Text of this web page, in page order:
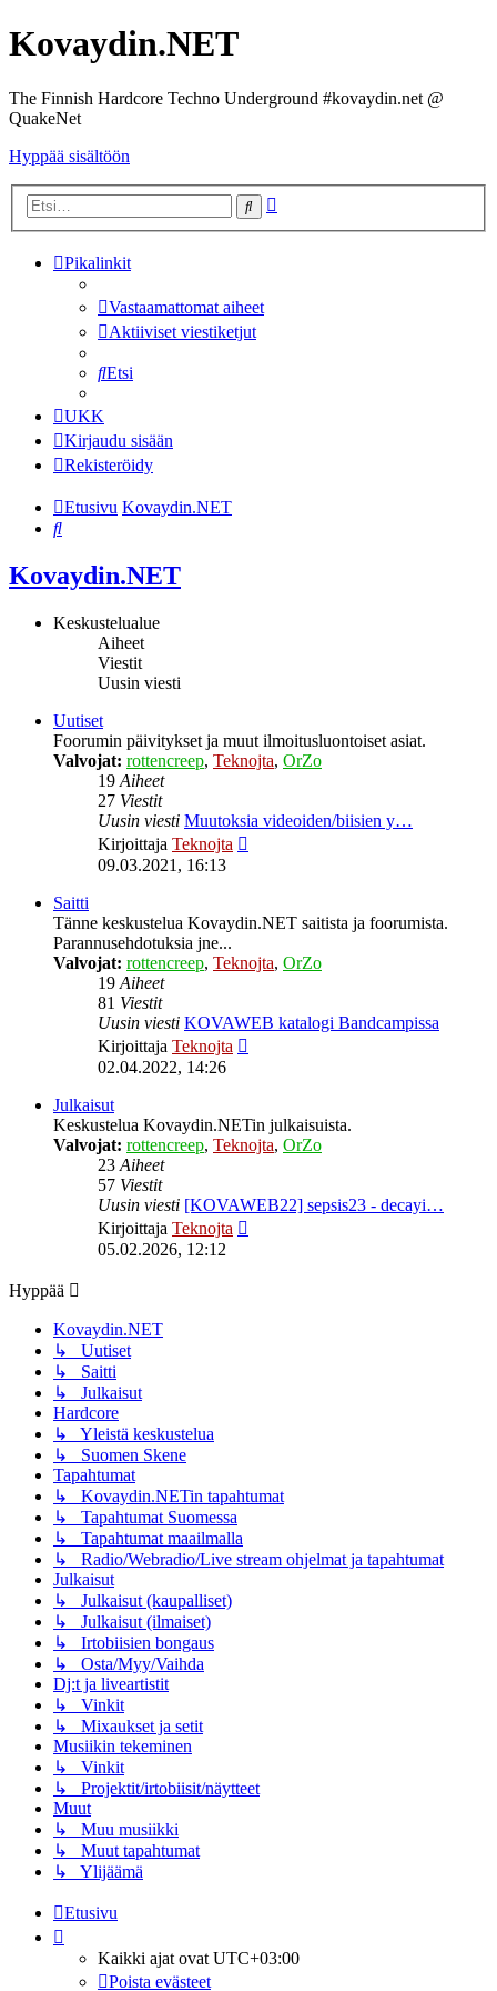
Kovaydin.NET
The Finnish Hardcore Techno Underground #kovaydin.net @
QuakeNet
Hyppää sisältöön
Etsi
Pikalinkit
Vastaamattomat aiheet
Aktiiviset viestiketjut
Etsi
UKK
Kirjaudu sisään
Rekisteröidy
Etusivu Kovaydin.NET
Etsi
Kovaydin.NET
Keskustelualue
Aiheet
Viestit
Uusin viesti
Uutiset
Foorumin päivitykset ja muut ilmoitusluontoiset asiat.
Valvojat: rottencreep, Teknojta, OrZo
19 Aiheet
27 Viestit
Uusin viesti Muutoksia videoiden/biisien y…
Kirjoittaja Teknojta
09.03.2021, 16:13
Saitti
Tänne keskustelua Kovaydin.NET saitista ja foorumista.
Parannusehdotuksia jne...
Valvojat: rottencreep, Teknojta, OrZo
19 Aiheet
81 Viestit
Uusin viesti KOVAWEB katalogi Bandcampissa
Kirjoittaja Teknojta
02.04.2022, 14:26
Julkaisut
Keskustelua Kovaydin.NETin julkaisuista.
Valvojat: rottencreep, Teknojta, OrZo
23 Aiheet
57 Viestit
Uusin viesti [KOVAWEB22] sepsis23 - decayi…
Kirjoittaja Teknojta
05.02.2026, 12:12
Hyppää
Kovaydin.NET
↳ Uutiset
↳ Saitti
↳ Julkaisut
Hardcore
↳ Yleistä keskustelua
↳ Suomen Skene
Tapahtumat
↳ Kovaydin.NETin tapahtumat
↳ Tapahtumat Suomessa
↳ Tapahtumat maailmalla
↳ Radio/Webradio/Live stream ohjelmat ja tapahtumat
Julkaisut
↳ Julkaisut (kaupalliset)
↳ Julkaisut (ilmaiset)
↳ Irtobiisien bongaus
↳ Osta/Myy/Vaihda
Dj:t ja liveartistit
↳ Vinkit
↳ Mixaukset ja setit
Musiikin tekeminen
↳ Vinkit
↳ Projektit/irtobiisit/näytteet
Muut
↳ Muu musiikki
↳ Muut tapahtumat
↳ Ylijäämä
Etusivu
Kaikki ajat ovat UTC+03:00
Poista evästeet